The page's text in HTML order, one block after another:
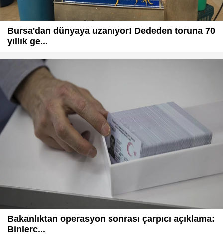
Bursa'dan dünyaya uzanıyor! Dededen toruna 70
yıllık ge...
Bakanlıktan operasyon sonrası çarpıcı açıklama:
Binlerc...